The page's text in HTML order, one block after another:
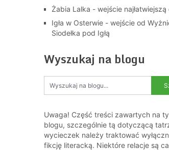
Żabia Lalka - wejście najłatwiejszą
Igła w Osterwie - wejście od
Siodełka pod Igłą
Wyszukaj na blogu
Uwaga! Część treści zawartych na
blogu, szczególnie tą dotyczącą
wycieczek należy traktować
fikcję literacką. Niektóre relacje są